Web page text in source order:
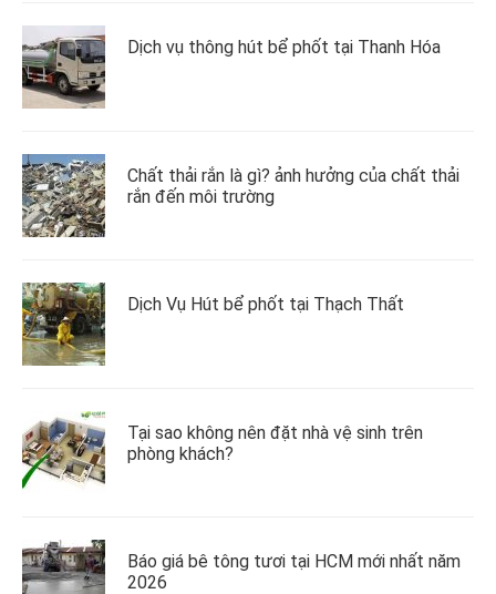
Dịch vụ thông hút bể phốt tại Thanh Hóa
Chất thải rắn là gì? ảnh hưởng của chất thải
rắn đến môi trường
Dịch Vụ Hút bể phốt tại Thạch Thất
Tại sao không nên đặt nhà vệ sinh trên
phòng khách?
Báo giá bê tông tươi tại HCM mới nhất năm
2026